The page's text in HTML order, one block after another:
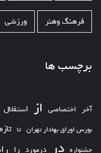
فرهنگ وهنر ورزشی
برچسب ها
آخر اختصاصی از استقلال
بورس اوراق بهادار تهران تا تازه
جشنواره در درمورد را